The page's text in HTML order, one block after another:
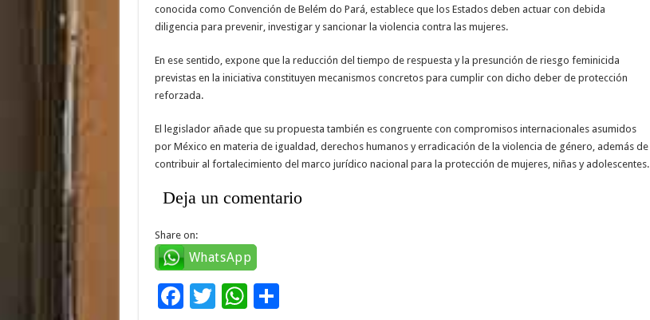
conocida como Convención de Belém do Pará, establece que los Estados deben actuar con debida
diligencia para prevenir, investigar y sancionar la violencia contra las mujeres.
En ese sentido, expone que la reducción del tiempo de respuesta y la presunción de riesgo feminicida
previstas en la iniciativa constituyen mecanismos concretos para cumplir con dicho deber de protección
reforzada.
El legislador añade que su propuesta también es congruente con compromisos internacionales asumidos
por México en materia de igualdad, derechos humanos y erradicación de la violencia de género, además de
contribuir al fortalecimiento del marco jurídico nacional para la protección de mujeres, niñas y adolescentes.
Deja un comentario
Share on:
WhatsApp
F
T
W